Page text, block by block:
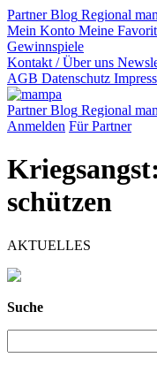
PartnerBlog Regional
Mein Konto Meine
Gewinnspiele
Kontakt / Über uns
AGB Datenschutz
PartnerBlog Regional
Anmelden Für Partner
schützen
AKTUELLES
Suche